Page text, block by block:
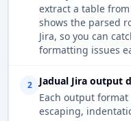
extract a table
shows the parsed
Jira, so you can
formatting issues
2
Jadual Jira output
Each output
escaping,